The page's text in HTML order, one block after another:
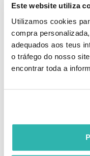
Este website utiliza
Utilizamos cookies
compra
adequados aos teus
o tráfego do nosso
encontrar toda a
€20.35 24.31
PVPR
ADICIONAR
Dharma Botanicals
60 Cápsulas